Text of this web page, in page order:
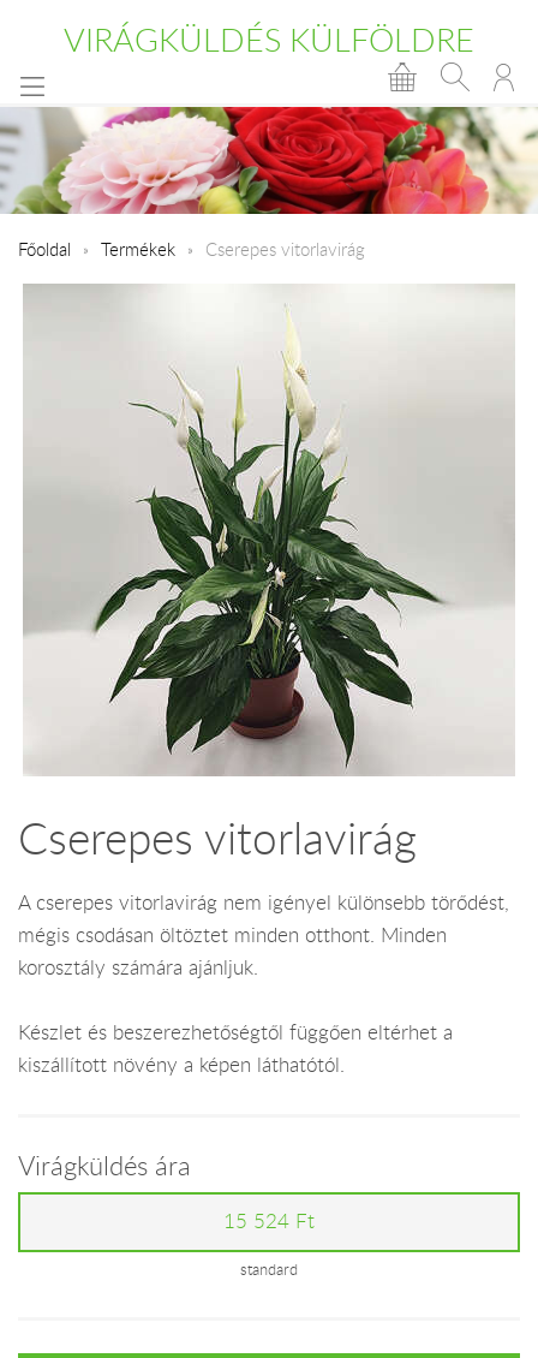
VIRÁGKÜLDÉS KÜLFÖLDRE
Főoldal Termékek Cserepes vitorlavirág
Cserepes vitorlavirág
A cserepes vitorlavirág nem igényel különsebb törődést,
mégis csodásan öltöztet minden otthont. Minden
korosztály számára ajánljuk.
Készlet és beszerezhetőségtől függően eltérhet a
kiszállított növény a képen láthatótól.
Virágküldés ára
15 524 Ft
standard